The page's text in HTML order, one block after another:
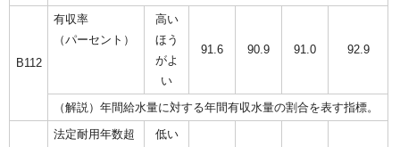
B112
有収率
（パーセント）
高い
ほう
がよ
い
91.6 90.9 91.0 92.9
（解説）年間給水量に対する年間有収水量の割合を表す指標。
法定耐用年数超
低い